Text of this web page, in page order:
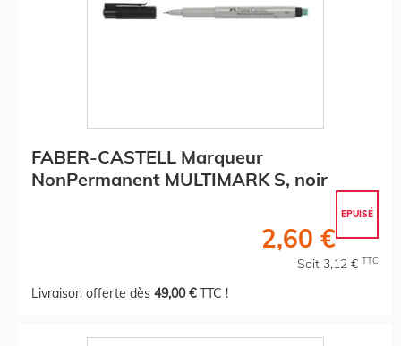
FABER-CASTELL Marqueur
NonPermanent MULTIMARK S, noir
EPUISÉ
2,60 €
Soit 3,12 € TTC
Livraison offerte dès 49,00 €TTC !